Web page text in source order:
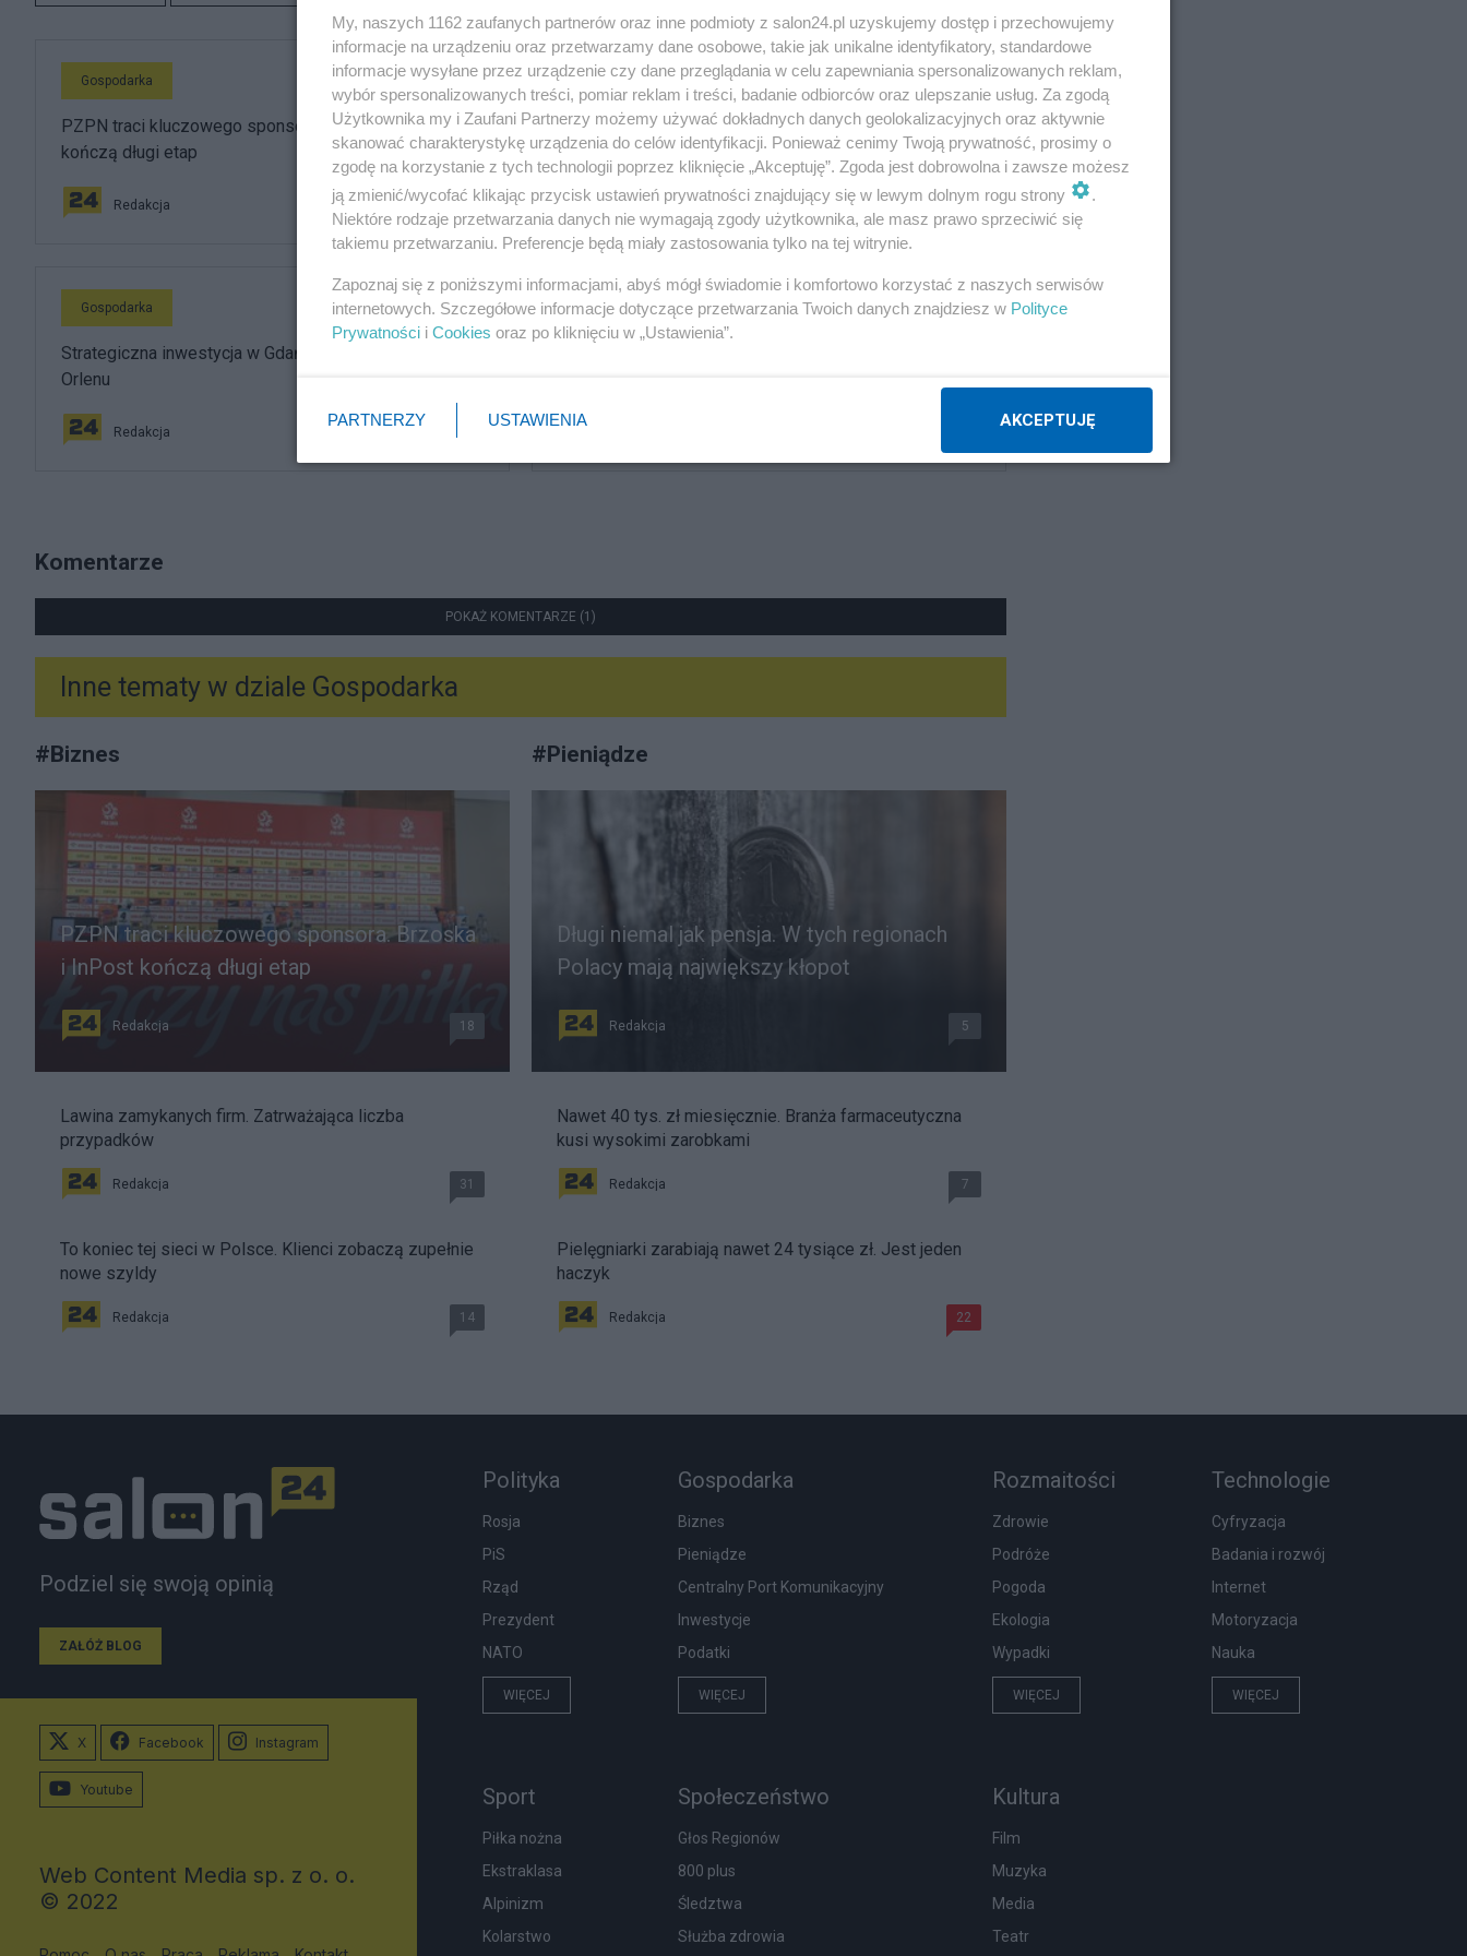
Gospodarka
PZPN traci kluczowego sponsora. Brzoska i InPost
kończą długi etap
Redakcja
Gospodarka
Długi niemal jak pensja. W tych regionach Polacy mają
największy kłopot
Redakcja
Gospodarka
Strategiczna inwestycja w Gdańsku. Oczko w głowie
Orlenu
Redakcja
Gospodarka
Komentarze
POKAŻ KOMENTARZE (1)
Inne tematy w dziale Gospodarka
#Biznes
PZPN traci kluczowego sponsora. Brzoska
i InPost kończą długi etap
Redakcja 18
Lawina zamykanych firm. Zatrważająca liczba
przypadków
Redakcja 31
To koniec tej sieci w Polsce. Klienci zobaczą zupełnie
nowe szyldy
Redakcja 14
#Pieniądze
Długi niemal jak pensja. W tych regionach
Polacy mają największy kłopot
Redakcja 5
Nawet 40 tys. zł miesięcznie. Branża farmaceutyczna
kusi wysokimi zarobkami
Redakcja 7
Pielęgniarki zarabiają nawet 24 tysiące zł. Jest jeden
haczyk
Redakcja 22
Podziel się swoją opinią
ZAŁÓŻ BLOG
Polityka
Rosja
PiS
Rząd
Prezydent
NATO
WIĘCEJ
Gospodarka
Biznes
Pieniądze
Centralny Port Komunikacyjny
Inwestycje
Podatki
WIĘCEJ
Rozmaitości
Zdrowie
Podróże
Pogoda
Ekologia
Wypadki
WIĘCEJ
Technologie
Cyfryzacja
Badania i rozwój
Internet
Motoryzacja
Nauka
WIĘCEJ
Sport
Piłka nożna
Ekstraklasa
Alpinizm
Kolarstwo
Społeczeństwo
Głos Regionów
800 plus
Śledztwa
Służba zdrowia
Kultura
Film
Muzyka
Media
Teatr
X Facebook Instagram
Youtube
Web Content Media sp. z o. o.
© 2022
My, naszych 1162 zaufanych partnerów oraz inne podmioty z salon24.pl uzyskujemy dostęp i przechowujemy
informacje na urządzeniu oraz przetwarzamy dane osobowe, takie jak unikalne identyfikatory, standardowe
informacje wysyłane przez urządzenie czy dane przeglądania w celu zapewniania spersonalizowanych reklam,
wybór spersonalizowanych treści, pomiar reklam i treści, badanie odbiorców oraz ulepszanie usług. Za zgodą
Użytkownika my i Zaufani Partnerzy możemy używać dokładnych danych geolokalizacyjnych oraz aktywnie
skanować charakterystykę urządzenia do celów identyfikacji. Ponieważ cenimy Twoją prywatność, prosimy o
zgodę na korzystanie z tych technologii poprzez kliknięcie „Akceptuję”. Zgoda jest dobrowolna i zawsze możesz
ją zmienić/wycofać klikając przycisk ustawień prywatności znajdujący się w lewym dolnym rogu strony
.
Niektóre rodzaje przetwarzania danych nie wymagają zgody użytkownika, ale masz prawo sprzeciwić się
takiemu przetwarzaniu. Preferencje będą miały zastosowania tylko na tej witrynie.
Zapoznaj się z poniższymi informacjami, abyś mógł świadomie i komfortowo korzystać z naszych serwisów
internetowych. Szczegółowe informacje dotyczące przetwarzania Twoich danych znajdziesz w Polityce
Prywatności i Cookies oraz po kliknięciu w „Ustawienia”.
PARTNERZY USTAWIENIA AKCEPTUJĘ